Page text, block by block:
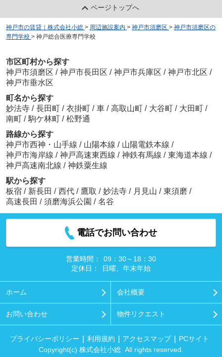
ページトップへ
神戸市の賃貸｜株式会社小総 > 周辺施設案内 > 神戸市須磨区 > 神戸市須磨区の
専門学校 > 神戸総合医療専門学校
市区町村から探す
神戸市須磨区 / 神戸市長田区 / 神戸市兵庫区 / 神戸市北区 /
神戸市垂水区
町名から探す
妙法寺 / 長田町 / 衣掛町 / 車 / 高取山町 / 大谷町 / 大田町 /
南町 / 駒ケ林町 / 松野通
路線から探す
神戸市西神・山手線 / 山陽本線 / 山陽電鉄本線 /
神戸市海岸線 / 神戸高速東西線 / 神鉄有馬線 / 東海道本線 /
神戸高速南北線 / 神鉄粟生線
駅から探す
板宿 / 新長田 / 西代 / 鷹取 / 妙法寺 / 月見山 / 東須磨 /
高速長田 / 須磨海浜公園 / 名谷
電話でお問い合わせ
営業時間：
09：30～18：30
定休日：
日曜、年末年始
ホーム 会社概要
お問い合わせ 物件リクエスト
プライバシーポリシー 利用規約 アクセスマップ
PCサイト
Copyright(c) 株式会社小総 All rights reserved.